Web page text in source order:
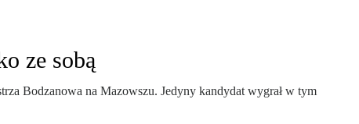
ze sobą
Bodzanowa na Mazowszu. Jedyny kandydat wygrał w tym